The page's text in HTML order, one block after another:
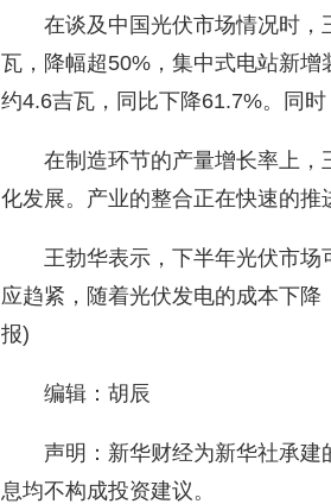
在谈及中国光伏市场情况时
瓦，降幅超50%，集中式电站新
约4.6吉瓦，同比下降61.7%。同时
在制造环节的产量增长率上
化发展。产业的整合正在快速的推
王勃华表示，下半年光伏市
应趋紧，随着光伏发电的成本下
报)
编辑：胡辰
声明：新华财经为新华社承
息均不构成投资建议。